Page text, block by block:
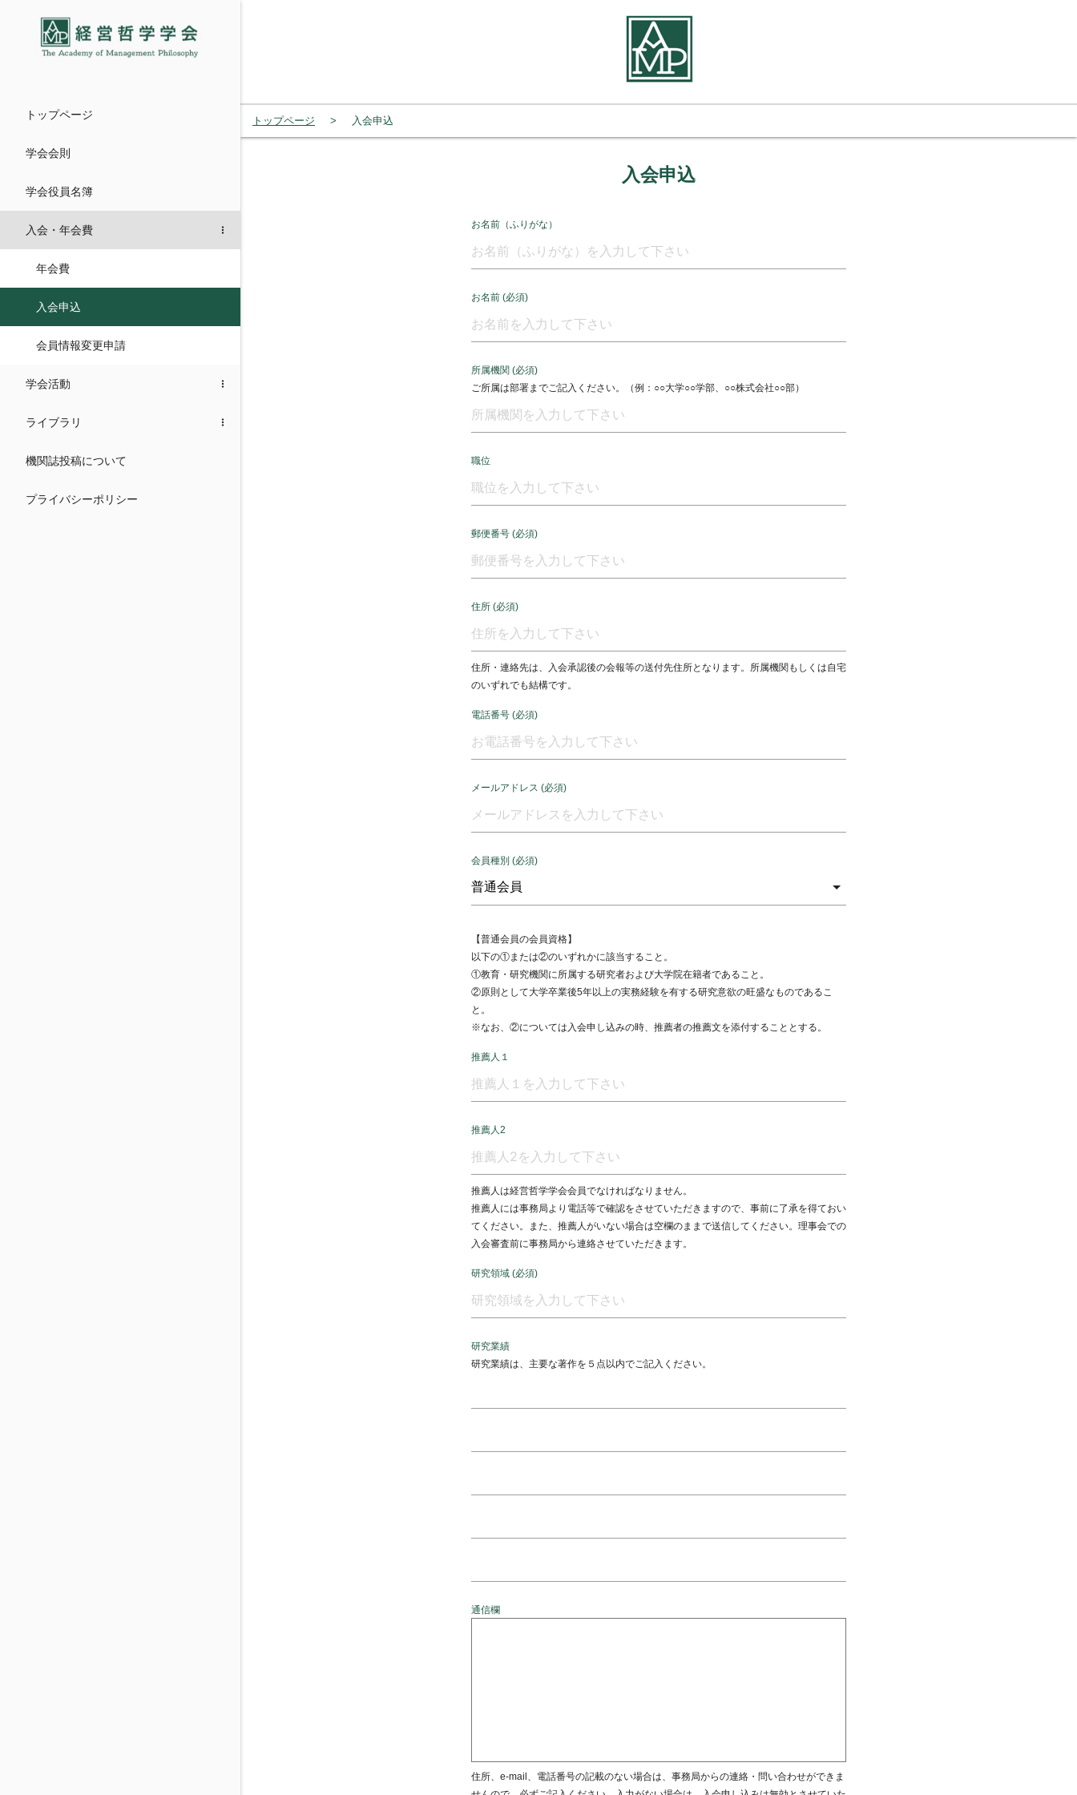
トップページ
学会会則
学会役員名簿
入会・年会費
年会費
入会申込
会員情報変更申請
学会活動
ライブラリ
機関誌投稿について
プライバシーポリシー
トップページ 入会申込
入会申込
お名前（ふりがな）
お名前 (必須)
所属機関 (必須)
ご所属は部署までご記入ください。（例：○○大学○○学部、○○株式会社○○部）
職位
郵便番号 (必須)
住所 (必須)
住所・連絡先は、入会承認後の会報等の送付先住所となります。所属機関もしくは自宅
のいずれでも結構です。
電話番号 (必須)
メールアドレス (必須)
会員種別 (必須)
【普通会員の会員資格】
以下の①または②のいずれかに該当すること。
①教育・研究機関に所属する研究者および大学院在籍者であること。
②原則として大学卒業後5年以上の実務経験を有する研究意欲の旺盛なものであるこ
と。
※なお、②については入会申し込みの時、推薦者の推薦文を添付することとする。
推薦人１
推薦人2
推薦人は経営哲学学会会員でなければなりません。
推薦人には事務局より電話等で確認をさせていただきますので、事前に了承を得ておい
てください。また、推薦人がいない場合は空欄のままで送信してください。理事会での
入会審査前に事務局から連絡させていただきます。
研究領域 (必須)
研究業績
研究業績は、主要な著作を５点以内でご記入ください。
通信欄
住所、e-mail、電話番号の記載のない場合は、事務局からの連絡・問い合わせができま